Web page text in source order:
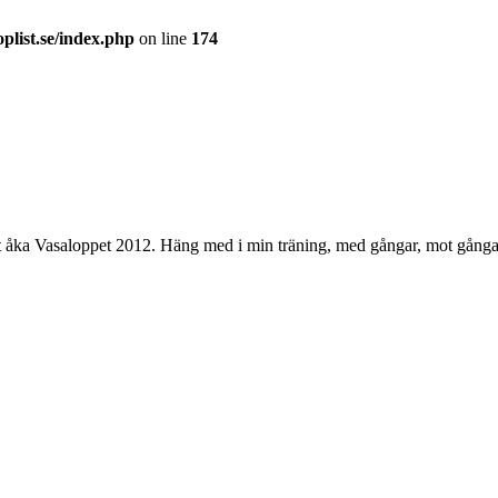
index.php on line 174
Vasaloppet 2012. Häng med i min träning, med gångar, mot